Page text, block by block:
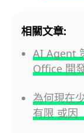
相關文章:
AI Agent
Office 開
為何現在
有限 或因